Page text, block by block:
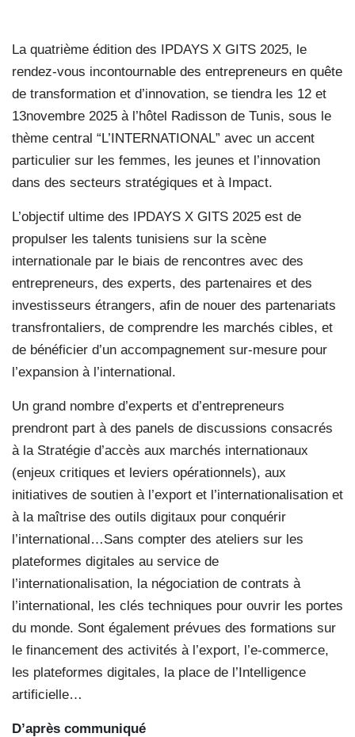
La quatrième édition des IPDAYS X GITS 2025, le
rendez-vous incontournable des entrepreneurs en quête
de transformation et d’innovation, se tiendra les 12 et
13novembre 2025 à l’hôtel Radisson de Tunis, sous le
thème central “L’INTERNATIONAL” avec un accent
particulier sur les femmes, les jeunes et l’innovation
dans des secteurs stratégiques et à Impact.
L’objectif ultime des IPDAYS X GITS 2025 est de
propulser les talents tunisiens sur la scène
internationale par le biais de rencontres avec des
entrepreneurs, des experts, des partenaires et des
investisseurs étrangers, afin de nouer des partenariats
transfrontaliers, de comprendre les marchés cibles, et
de bénéficier d’un accompagnement sur-mesure pour
l’expansion à l’international.
Un grand nombre d’experts et d’entrepreneurs
prendront part à des panels de discussions consacrés
à la Stratégie d’accès aux marchés internationaux
(enjeux critiques et leviers opérationnels), aux
initiatives de soutien à l’export et l’internationalisation et
à la maîtrise des outils digitaux pour conquérir
l’international…Sans compter des ateliers sur les
plateformes digitales au service de
l’internationalisation, la négociation de contrats à
l’international, les clés techniques pour ouvrir les portes
du monde. Sont également prévues des formations sur
le financement des activités à l’export, l’e-commerce,
les plateformes digitales, la place de l’Intelligence
artificielle…
D’après communiqué